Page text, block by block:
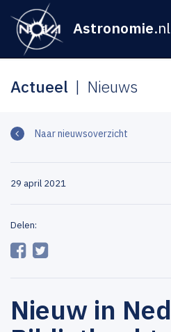
Astronomie.nl
Actueel Nieuws
Naar nieuwsoverzicht
29 april 2021
Delen:
Nieuw in